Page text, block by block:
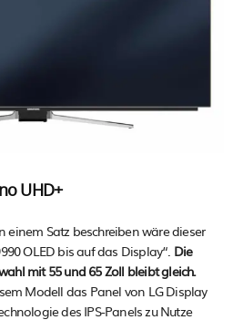
UHD+
einem Satz beschreiben wäre dieser
OLED bis auf das Display“. Die
mit 55 und 65 Zoll bleibt gleich.
Modell das Panel von LG Display
des IPS-Panels zu Nutze